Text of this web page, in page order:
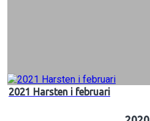
2021 Harsten i februari